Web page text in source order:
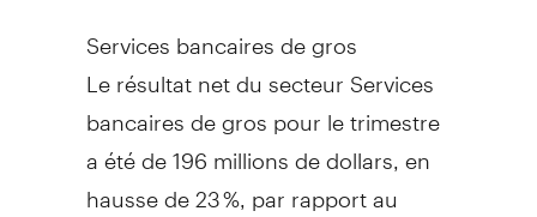
Services bancaires de gros
Le résultat net du secteur Services
bancaires de gros pour le trimestre
a été de 196 millions de dollars, en
hausse de 23 %, par rapport au